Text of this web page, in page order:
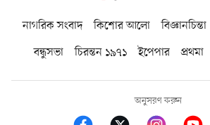
নাগরিক সংবাদ কিশোর আলো বিজ্ঞানচিন্তা
বন্ধুসভা
চিরন্তন ১৯৭১ ইপেপার প্রথমা
অনুসরণ করুন